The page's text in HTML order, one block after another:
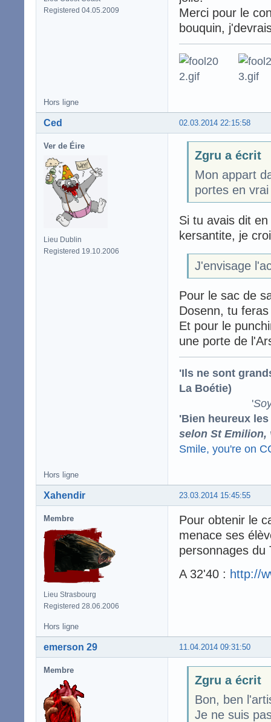
Registered 04.05.2009
Merci pour le
bouquin,
Hors ligne
02.03.2014 22:15:58
Ced
Ver de Éire
Lieu Dublin
Registered 19.10.2006
Zgru a écrit
Mon appart
portes en
Si tu avais dit
kersantite, je
J'envisage
Pour le sac de
Dosenn, tu
Et pour le
une porte de
'Ils ne sont
La Boétie)
'
'Bien heureux
selon St Emilion,
Smile, you're on
Hors ligne
23.03.2014 15:45:55
Xahendir
Membre
Lieu Strasbourg
Registered 28.06.2006
Pour obtenir le
menace ses
personnages
A 32'40 : http://
Hors ligne
11.04.2014 09:31:50
emerson 29
Membre
Zgru a écrit
Bon, ben
Je ne suis